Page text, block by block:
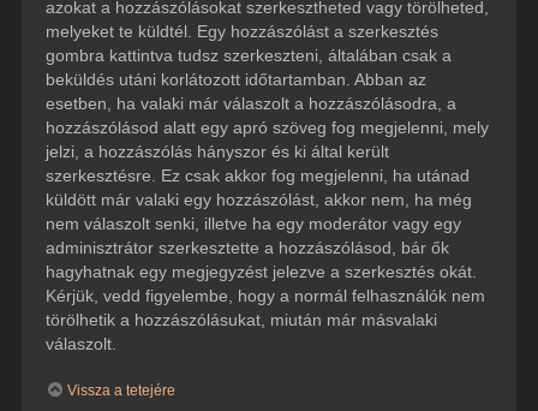
azokat a hozzászólásokat szerkesztheted vagy törölheted,
melyeket te küldtél. Egy hozzászólást a szerkesztés
gombra kattintva tudsz szerkeszteni, általában csak a
beküldés utáni korlátozott időtartamban. Abban az
esetben, ha valaki már válaszolt a hozzászólásodra, a
hozzászólásod alatt egy apró szöveg fog megjelenni, mely
jelzi, a hozzászólás hányszor és ki által került
szerkesztésre. Ez csak akkor fog megjelenni, ha utánad
küldött már valaki egy hozzászólást, akkor nem, ha még
nem válaszolt senki, illetve ha egy moderátor vagy egy
adminisztrátor szerkesztette a hozzászólásod, bár ők
hagyhatnak egy megjegyzést jelezve a szerkesztés okát.
Kérjük, vedd figyelembe, hogy a normál felhasználók nem
törölhetik a hozzászólásukat, miután már másvalaki
válaszolt.
Vissza a tetejére